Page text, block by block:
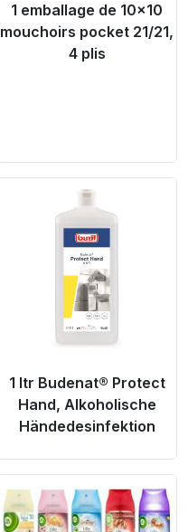
1 emballage de 10x10
mouchoirs pocket 21/21,
4 plis
Product Link
1 ltr Budenat® Protect
Hand, Alkoholische
Händedesinfektion
Product Link